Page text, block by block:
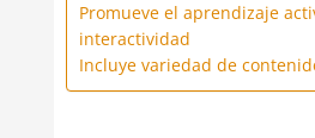
Promueve el aprendizaje
interactividad
Incluye variedad de